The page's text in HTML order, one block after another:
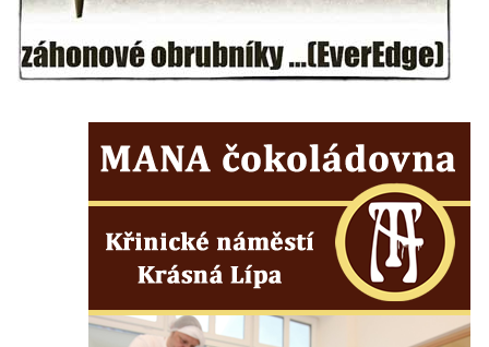
Zámek Jindřichovice
Zámek Náchod